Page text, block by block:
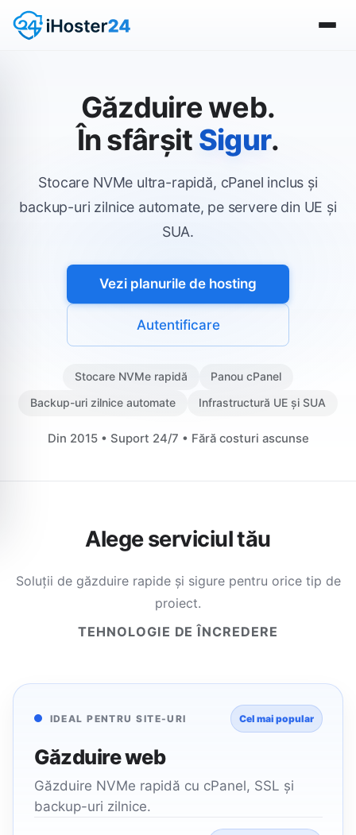
Găzduire web.
În sfârșit Sigur.
Stocare NVMe ultra-rapidă, cPanel inclus și
backup-uri zilnice automate, pe servere din UE și
SUA.
Vezi planurile de hosting
Autentificare
Stocare NVMe rapidă
Panou cPanel
Backup-uri zilnice automate
Infrastructură UE și SUA
Din 2015 • Suport 24/7 • Fără costuri ascunse
Alege serviciul tău
Soluții de găzduire rapide și sigure pentru orice tip de
proiect.
TEHNOLOGIE DE ÎNCREDERE
IDEAL PENTRU SITE-URI Cel mai popular
Găzduire web
Găzduire NVMe rapidă cu cPanel, SSL și
backup-uri zilnice.